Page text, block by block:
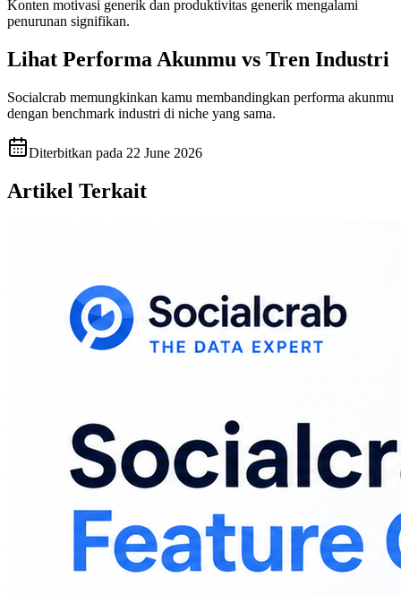
Konten motivasi generik dan produktivitas generik mengalami
penurunan signifikan.
Lihat Performa Akunmu vs Tren Industri
Socialcrab memungkinkan kamu membandingkan performa akunmu
dengan benchmark industri di niche yang sama.
Diterbitkan pada 22 June 2026
Artikel Terkait